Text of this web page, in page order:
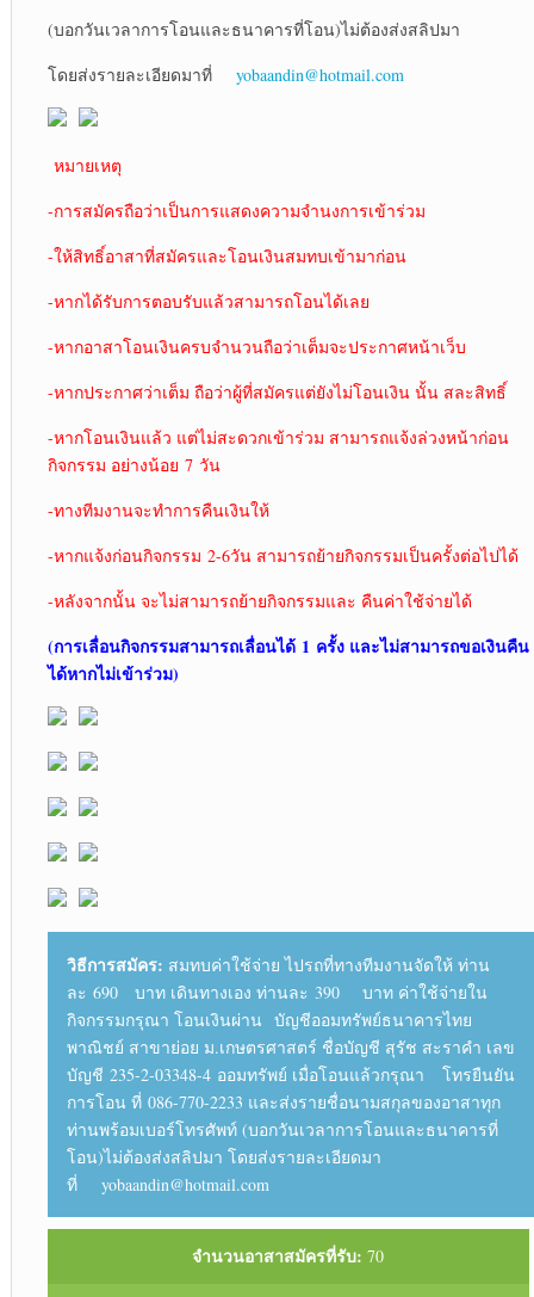
(บอกวันเวลาการโอนและธนาคารที่โอน)ไม่ต้องส่งสลิปมา
โดยส่งรายละเอียดมาที่
yobaandin@hotmail.com
หมายเหตุ
-การสมัครถือว่าเป็นการแสดงความจำนงการเข้าร่วม
-ให้สิทธิ์อาสาที่สมัครและโอนเงินสมทบเข้ามาก่อน
-หากได้รับการตอบรับแล้วสามารถโอนได้เลย
-หากอาสาโอนเงินครบจำนวนถือว่าเต็มจะประกาศหน้าเว็บ
-หากประกาศว่าเต็ม ถือว่าผู้ที่สมัครแต่ยังไม่โอนเงิน นั้น สละสิทธิ์
-หากโอนเงินแล้ว แต่ไม่สะดวกเข้าร่วม สามารถแจ้งล่วงหน้าก่อน
กิจกรรม อย่างน้อย 7 วัน
-ทางทีมงานจะทำการคืนเงินให้
-หากแจ้งก่อนกิจกรรม 2-6วัน สามารถย้ายกิจกรรมเป็นครั้งต่อไปได้
-หลังจากนั้น จะไม่สามารถย้ายกิจกรรมและ คืนค่าใช้จ่ายได้
(การเลื่อนกิจกรรมสามารถเลื่อนได้ 1 ครั้ง และไม่สามารถขอเงินคืน
ได้หากไม่เข้าร่วม)
วิธีการสมัคร: สมทบค่าใช้จ่าย ไปรถที่ทางทีมงานจัดให้ ท่าน
ละ 690 บาท เดินทางเอง ท่านละ 390 บาท ค่าใช้จ่ายใน
กิจกรรมกรุณา โอนเงินผ่าน บัญชีออมทรัพย์ธนาคารไทย
พาณิชย์ สาขาย่อย ม.เกษตรศาสตร์ ชื่อบัญชี สุรัช สะราคำ เลข
บัญชี 235-2-03348-4 ออมทรัพย์ เมื่อโอนแล้วกรุณา โทรยืนยัน
การโอน ที่ 086-770-2233 และส่งรายชื่อนามสกุลของอาสาทุก
ท่านพร้อมเบอร์โทรศัพท์ (บอกวันเวลาการโอนและธนาคารที่
โอน)ไม่ต้องส่งสลิปมา โดยส่งรายละเอียดมา
ที่ yobaandin@hotmail.com
จำนวนอาสาสมัครที่รับ: 70